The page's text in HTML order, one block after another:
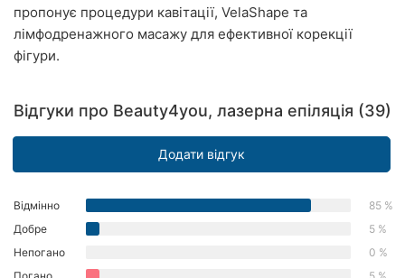
Полтава
Чернігів
Черкаси
Франківськ
пропонує процедури кавітації, VelaShape та
лімфодренажного масажу для ефективної корекції
фігури.
Відгуки про Beauty4you, лазерна епіляція (39)
Додати відгук
Відмінно
85 %
Добре
5 %
Непогано
0 %